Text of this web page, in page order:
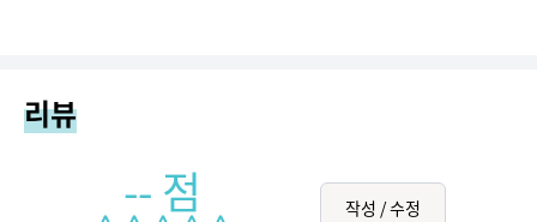
리뷰
-- 점 작성 / 수정